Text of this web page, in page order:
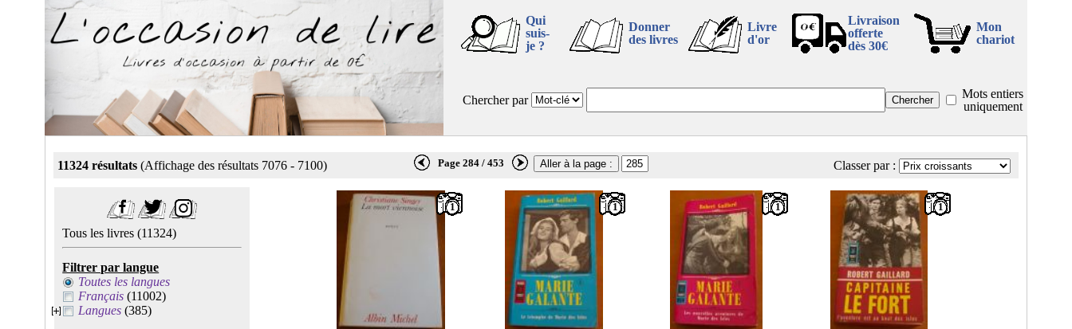
Qui
suis-
je ?
Donner
des livres
Livre
d'or
Livraison
offerte
dès 30€
Mon
chariot
Chercher par
Mots entiers
uniquement
11324 résultats (Affichage des résultats 7076 - 7100) Page 284 / 453 Classer par :
Tous les livres(11324)
Filtrer par langue
Toutes les langues
Français (11002)
Langues (385)
1 1 1 1